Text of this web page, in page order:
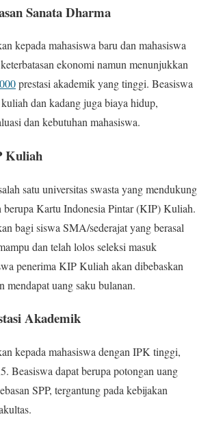
Sanata Dharma
kepada mahasiswa baru dan mahasiswa
ekonomi namun menunjukkan
prestasi akademik yang tinggi. Beasiswa
dan kadang juga biaya hidup,
dan kebutuhan mahasiswa.
Kuliah
satu universitas swasta yang mendukung
berupa Kartu Indonesia Pintar (KIP) Kuliah.
bagi siswa SMA/sederajat yang berasal
dan telah lolos seleksi masuk
penerima KIP Kuliah akan dibebaskan
mendapat uang saku bulanan.
Akademik
kepada mahasiswa dengan IPK tinggi,
Beasiswa dapat berupa potongan uang
SPP, tergantung pada kebijakan